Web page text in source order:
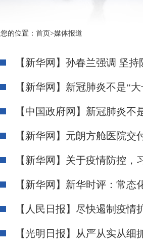
您的位置： 首页>媒体报道
【新华网】孙春兰强调 坚
【新华网】新冠肺炎不是“
【中国政府网】新冠肺炎
【新华网】元朗方舱医院
【新华网】关于疫情防控
【新华网】新华时评：常
【人民日报】尽快遏制疫情
【光明日报】从严从实从细